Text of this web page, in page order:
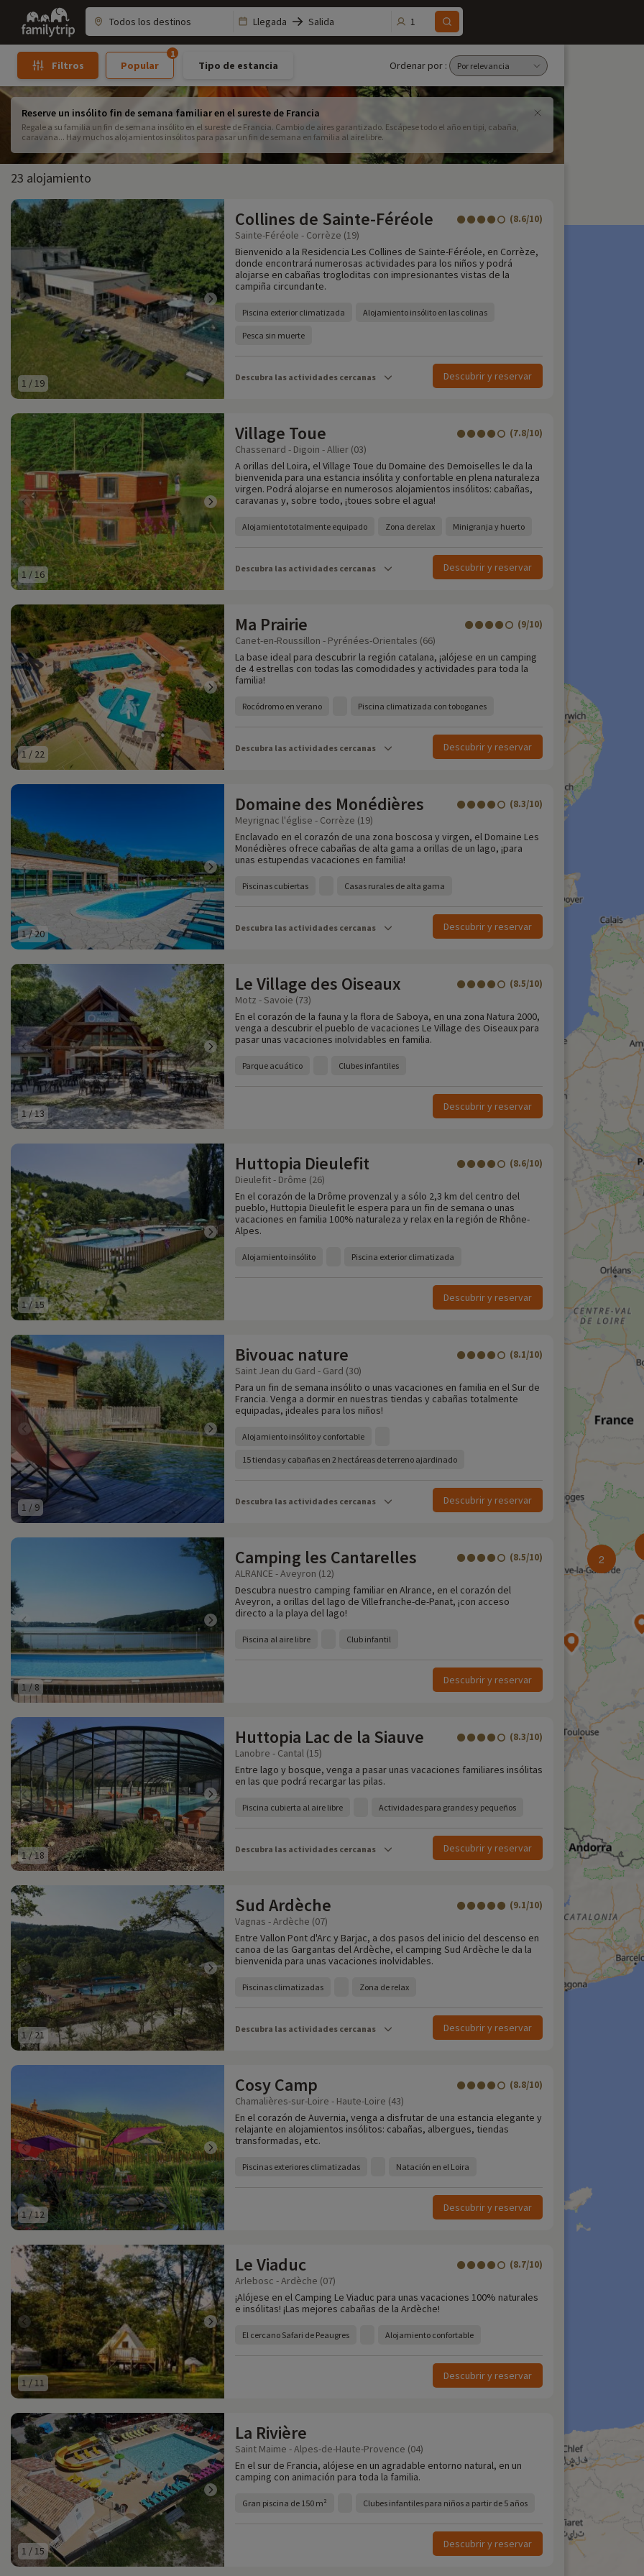
Family
trip
Llegada Salida 1
Filtros Popular
1
Tipo de estancia Ordenar por :
Reserve un insólito fin de semana familiar en el sureste de Francia
Regale a su familia un fin de semana insólito en el sureste de Francia. Cambio de aires garantizado. Escápese todo el año en tipi, cabaña,
caravana... Hay muchos alojamientos insólitos para pasar un fin de semana en familia al aire libre.
23 alojamiento
1 / 19
Collines de Sainte-Féréole (8.6/10)
Sainte-Féréole - Corrèze (19)
Bienvenido a la Residencia Les Collines de Sainte-Féréole, en Corrèze,
donde encontrará numerosas actividades para los niños y podrá
alojarse en cabañas trogloditas con impresionantes vistas de la
campiña circundante.
Piscina exterior climatizada Alojamiento insólito en las colinas
Pesca sin muerte
Descubra las actividades cercanas Descubrir y reservar
1 / 16
Village Toue (7.8/10)
Chassenard - Digoin - Allier (03)
A orillas del Loira, el Village Toue du Domaine des Demoiselles le da la
bienvenida para una estancia insólita y confortable en plena naturaleza
virgen. Podrá alojarse en numerosos alojamientos insólitos: cabañas,
caravanas y, sobre todo, ¡toues sobre el agua!
Alojamiento totalmente equipado Zona de relax Minigranja y huerto
Descubra las actividades cercanas Descubrir y reservar
1 / 22
Ma Prairie (9/10)
Canet-en-Roussillon - Pyrénées-Orientales (66)
La base ideal para descubrir la región catalana, ¡alójese en un camping
de 4 estrellas con todas las comodidades y actividades para toda la
familia!
Rocódromo en verano Piscina climatizada con toboganes
Descubra las actividades cercanas Descubrir y reservar
1/20
Domaine des Monédières (8.3/10)
Meyrignac l'église - Corrèze (19)
Enclavado en el corazón de una zona boscosa y virgen, el Domaine Les
Monédières ofrece cabañas de alta gama a orillas de un lago, ¡para
unas estupendas vacaciones en familia!
Piscinas cubiertas Casas rurales de alta gama
Descubra las actividades cercanas Descubrir y reservar
1 /13
Le Village des Oiseaux (8.5/10)
Motz - Savoie (73)
En el corazón de la fauna y la flora de Saboya, en una zona Natura 2000,
venga a descubrir el pueblo de vacaciones Le Village des Oiseaux para
pasar unas vacaciones inolvidables en familia.
Parque acuático Clubes infantiles
Descubrir y reservar
1/ 15
Huttopia Dieulefit (8.6/10)
Dieulefit - Drôme (26)
En el corazón de la Drôme provenzal y a sólo 2,3 km del centro del
pueblo, Huttopia Dieulefit le espera para un fin de semana o unas
vacaciones en familia 100% naturaleza y relax en la región de Rhône-
Alpes.
Alojamiento insólito Piscina exterior climatizada
Descubrir y reservar
1 / 9
Bivouac nature (8.1/10)
Saint Jean du Gard - Gard (30)
Para un fin de semana insólito o unas vacaciones en familia en el Sur de
Francia. Venga a dormir en nuestras tiendas y cabañas totalmente
equipadas, ¡ideales para los niños!
Alojamiento insólito y confortable
15 tiendas y cabañas en 2 hectáreas de terreno ajardinado
Descubra las actividades cercanas Descubrir y reservar
1/8
Camping les Cantarelles (8.5/10)
ALRANCE - Aveyron (12)
Descubra nuestro camping familiar en Alrance, en el corazón del
Aveyron, a orillas del lago de Villefranche-de-Panat, ¡con acceso
directo a la playa del lago!
Piscina al aire libre Club infantil
Descubrir y reservar
1/18
Huttopia Lac de la Siauve (8.3/10)
Lanobre - Cantal (15)
Entre lago y bosque, venga a pasar unas vacaciones familiares insólitas
en las que podrá recargar las pilas.
Piscina cubierta al aire libre Actividades para grandes y pequeños
Descubra las actividades cercanas Descubrir y reservar
1 /21
Sud Ardèche (9.1/10)
Vagnas - Ardèche (07)
Entre Vallon Pont d'Arc y Barjac, a dos pasos del inicio del descenso en
canoa de las Gargantas del Ardèche, el camping Sud Ardèche le da la
bienvenida para unas vacaciones inolvidables.
Piscinas climatizadas Zona de relax
Descubra las actividades cercanas Descubrir y reservar
1 /12
Cosy Camp (8.8/10)
Chamalières-sur-Loire - Haute-Loire (43)
En el corazón de Auvernia, venga a disfrutar de una estancia elegante y
relajante en alojamientos insólitos: cabañas, albergues, tiendas
transformadas, etc.
Piscinas exteriores climatizadas Natación en el Loira
Descubrir y reservar
1 /11
Le Viaduc (8.7/10)
Arlebosc - Ardèche (07)
¡Alójese en el Camping Le Viaduc para unas vacaciones 100% naturales
e insólitas! ¡Las mejores cabañas de la Ardèche!
El cercano Safari de Peaugres Alojamiento confortable
Descubrir y reservar
1 / 15
La Rivière
Saint Maime - Alpes-de-Haute-Provence (04)
En el sur de Francia, alójese en un agradable entorno natural, en un
camping con animación para toda la familia.
Gran piscina de 150 m² Clubes infantiles para niños a partir de 5 años
Descubrir y reservar
2